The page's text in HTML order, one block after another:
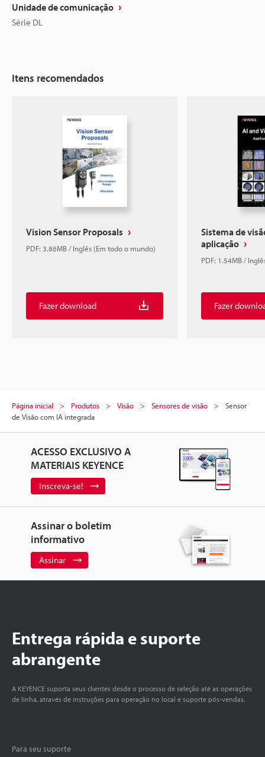
Unidade de comunicação
Série DL
Itens recomendados
Vision Sensor Proposals
PDF: 3.86MB / Inglês (Em todo o mundo)
Fazer download
Sistema de
aplicação
PDF: 1.54MB /
Fazer
Página inicial Produtos Visão Sensores de visão
Sensor
de Visão com IA integrada
ACESSO EXCLUSIVO A
MATERIAIS KEYENCE
Inscreva-se!
Assinar o boletim
informativo
Assinar
Entrega rápida e suporte
abrangente
A KEYENCE suporta seus clientes desde o processo de seleção até as operações
de linha, através de instruções para operação no local e suporte pós-vendas.
Para seu suporte